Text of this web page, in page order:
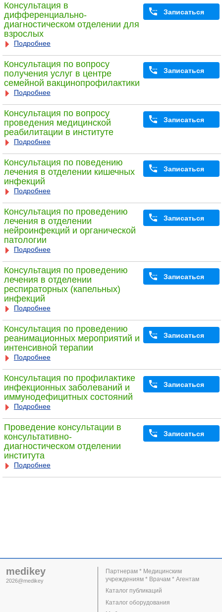
Консультация в
дифференциально-
диагностическом отделении для
взрослых
Подробнее
Записаться
Консультация по вопросу
получения услуг в центре
семейной вакцинопрофилактики
Подробнее
Записаться
Консультация по вопросу
проведения медицинской
реабилитации в институте
Подробнее
Записаться
Консультация по поведению
лечения в отделении кишечных
инфекций
Подробнее
Записаться
Консультация по проведению
лечения в отделении
нейроинфекций и органической
патологии
Подробнее
Записаться
Консультация по проведению
лечения в отделении
респираторных (капельных)
инфекций
Подробнее
Записаться
Консультация по проведению
реанимационных мероприятий и
интенсивной терапии
Подробнее
Записаться
Консультация по профилактике
инфекционных заболеваний и
иммунодефицитных состояний
Подробнее
Записаться
Проведение консультации в
консультативно-
диагностическом отделении
института
Подробнее
Записаться
medikey
2026@medikey
Партнерам * Медицинским
учреждениям * Врачам * Агентам
Каталог публикаций
Каталог оборудования